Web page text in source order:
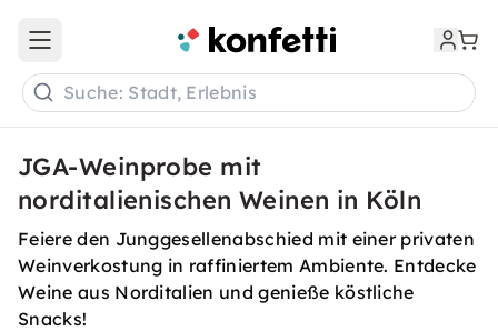
Open main menu
Suche: Stadt, Erlebnis
JGA-Weinprobe mit
norditalienischen Weinen in Köln
Feiere den Junggesellenabschied mit einer privaten
Weinverkostung in raffiniertem Ambiente. Entdecke
Weine aus Norditalien und genieße köstliche
Snacks!